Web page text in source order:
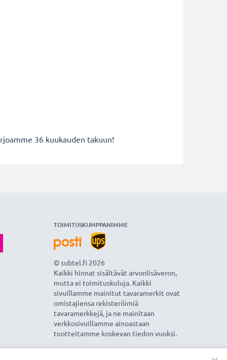
36 kuukauden takuun!
TOIMITUSKUMPPANIMME
© subtel.fi 2026
Kaikki hinnat sisältävät arvonlisäveron,
mutta ei toimituskuluja. Kaikki
sivuillamme mainitut tavaramerkit ovat
omistajiensa rekisteröimiä
tavaramerkkejä, ja ne mainitaan
verkkosivuillamme ainoastaan
tuotteitamme koskevan tiedon vuoksi.